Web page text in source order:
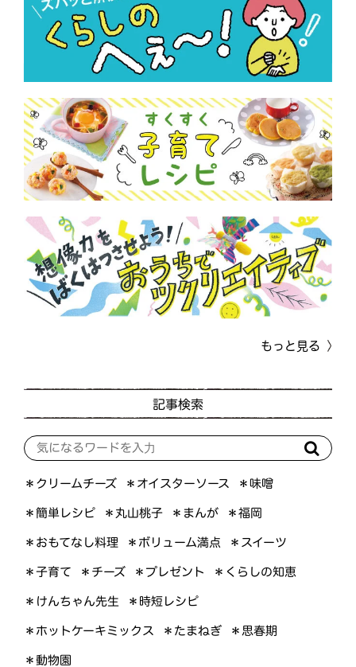
もっと見る
記事検索
＊クリームチーズ ＊オイスターソース ＊味噌
＊簡単レシピ ＊丸山桃子 ＊まんが ＊福岡
＊おもてなし料理 ＊ボリューム満点 ＊スイーツ
＊子育て ＊チーズ ＊プレゼント ＊くらしの知恵
＊けんちゃん先生 ＊時短レシピ
＊ホットケーキミックス ＊たまねぎ ＊思春期
＊動物園